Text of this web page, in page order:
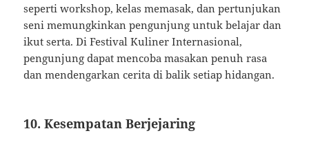
seperti workshop, kelas memasak, dan pertunjukan
seni memungkinkan pengunjung untuk belajar dan
ikut serta. Di Festival Kuliner Internasional,
pengunjung dapat mencoba masakan penuh rasa
dan mendengarkan cerita di balik setiap hidangan.
10. Kesempatan Berjejaring